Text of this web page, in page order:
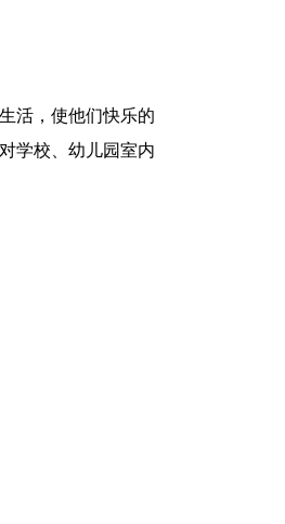
活，使他们快乐的
学校、幼儿园室内